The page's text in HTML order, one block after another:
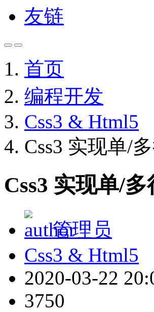
友链
首页
编程开发
Css3 & Html5
Css3 实现单/
Css3 实现单/
管理员
Css3 & Html5
2020-03-22
3750